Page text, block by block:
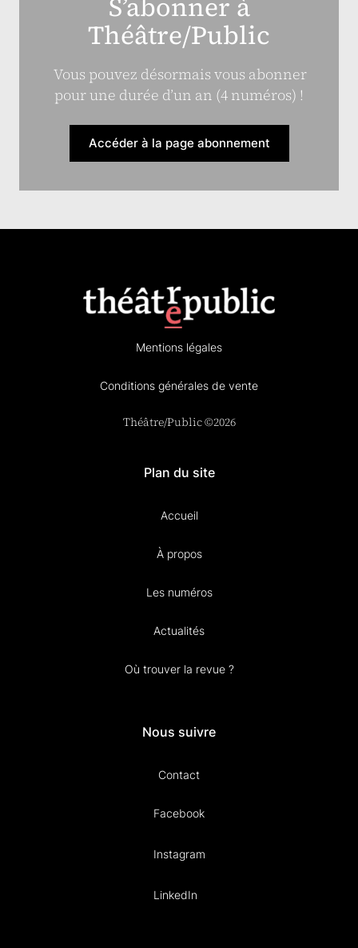
Théâtre/Public
Vous pouvez désormais vous abonner
pour une durée d’un an (4 numéros) !
Accéder à la page abonnement
Mentions légales
Conditions générales de vente
Théâtre/Public ©2026
Plan du site
Accueil
À propos
Les numéros
Actualités
Où trouver la revue ?
Nous suivre
Contact
Facebook
Instagram
LinkedIn